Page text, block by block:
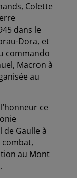
Colette
dans le
Dora, et
commando
Macron à
au
ce
de Gaulle à
au Mont